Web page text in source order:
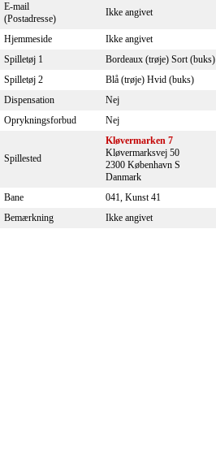
E-mail
(Postadresse)
Ikke angivet
Hjemmeside
Ikke angivet
Spilletøj 1
Bordeaux (trøje) Sort (buks)
Spilletøj 2
Blå (trøje) Hvid (buks)
Dispensation
Nej
Oprykningsforbud
Nej
Spillested
Kløvermarken 7
Kløvermarksvej 50
2300 København S
Danmark
Bane
041, Kunst 41
Bemærkning
Ikke angivet